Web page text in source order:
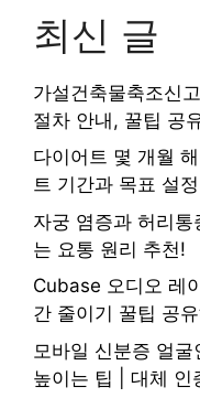
최신 글
가설건축물축조신
절차 안내, 꿀팁 공
다이어트 몇 개월
트 기간과 목표 설
자궁 염증과 허리
는 요통 원리 추천!
Cubase 오디오 레
간 줄이기 꿀팁 공
모바일 신분증 얼
높이는 팁 | 대체 인